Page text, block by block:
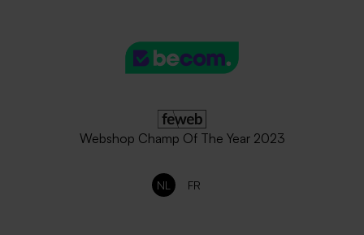
Webshop Champ Of The Year 2023
NL FR